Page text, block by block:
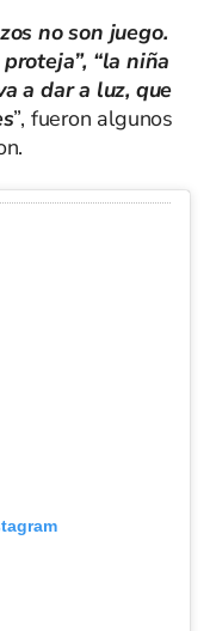
no son juego.
“la niña
a dar a luz, que
”, fueron algunos